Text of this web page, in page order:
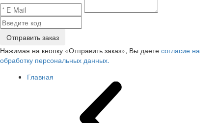
Отправить заказ
Нажимая на кнопку «Отправить заказ», Вы даете согласие на
обработку персональных данных.
Главная